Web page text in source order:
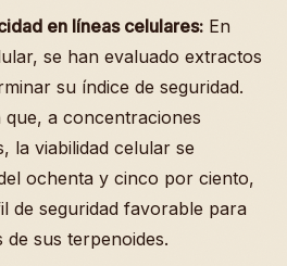
en líneas celulares: En
se han evaluado extractos
su índice de seguridad.
que, a concentraciones
la viabilidad celular se
ochenta y cinco por ciento,
de seguridad favorable para
sus terpenoides.